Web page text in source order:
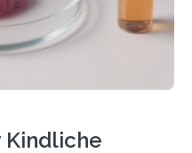
der Herzmuskel zu
Kindliche